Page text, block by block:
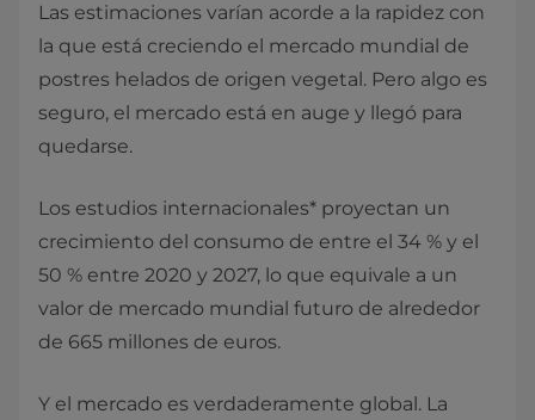
Las estimaciones varían acorde a la rapidez con
la que está creciendo el mercado mundial de
postres helados de origen vegetal. Pero algo es
seguro, el mercado está en auge y llegó para
quedarse.
Los estudios internacionales* proyectan un
crecimiento del consumo de entre el 34 % y el
50 % entre 2020 y 2027, lo que equivale a un
valor de mercado mundial futuro de alrededor
de 665 millones de euros.
Y el mercado es verdaderamente global. La